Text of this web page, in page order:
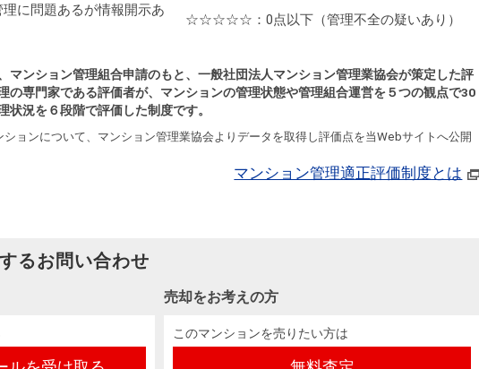
理に問題あるが情報開示あ
☆☆☆☆☆：0点以下 （管理不全の疑いあり）
マンション管理組合申請のもと、一般社団法人マンション管理業協会が策定した評
の専門家である評価者が、マンションの管理状態や管理組合運営を５つの観点で30
状況を６段階で評価した制度です。
ョンについて、マンション管理業協会よりデータを取得し評価点を当Webサイトへ公開
マンション管理適正評価制度とは
るお問い合わせ
売却をお考えの方
このマンションを売りたい方は